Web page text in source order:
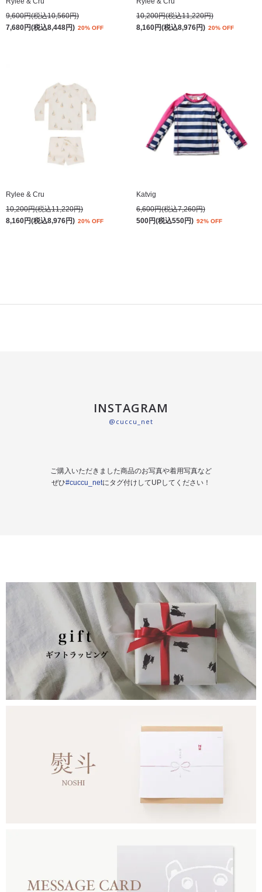
9,600円(税込10,560円)
7,680円(税込8,448円) 20% OFF
10,200円(税込11,220円)
8,160円(税込8,976円) 20% OFF
Rylee & Cru
10,200円(税込11,220円)
8,160円(税込8,976円) 20% OFF
Katvig
6,600円(税込7,260円)
500円(税込550円) 92% OFF
INSTAGRAM
@cuccu_net
ご購入いただきました商品のお写真や着用写真など
ぜひ#cuccu_netにタグ付けしてUPしてください！